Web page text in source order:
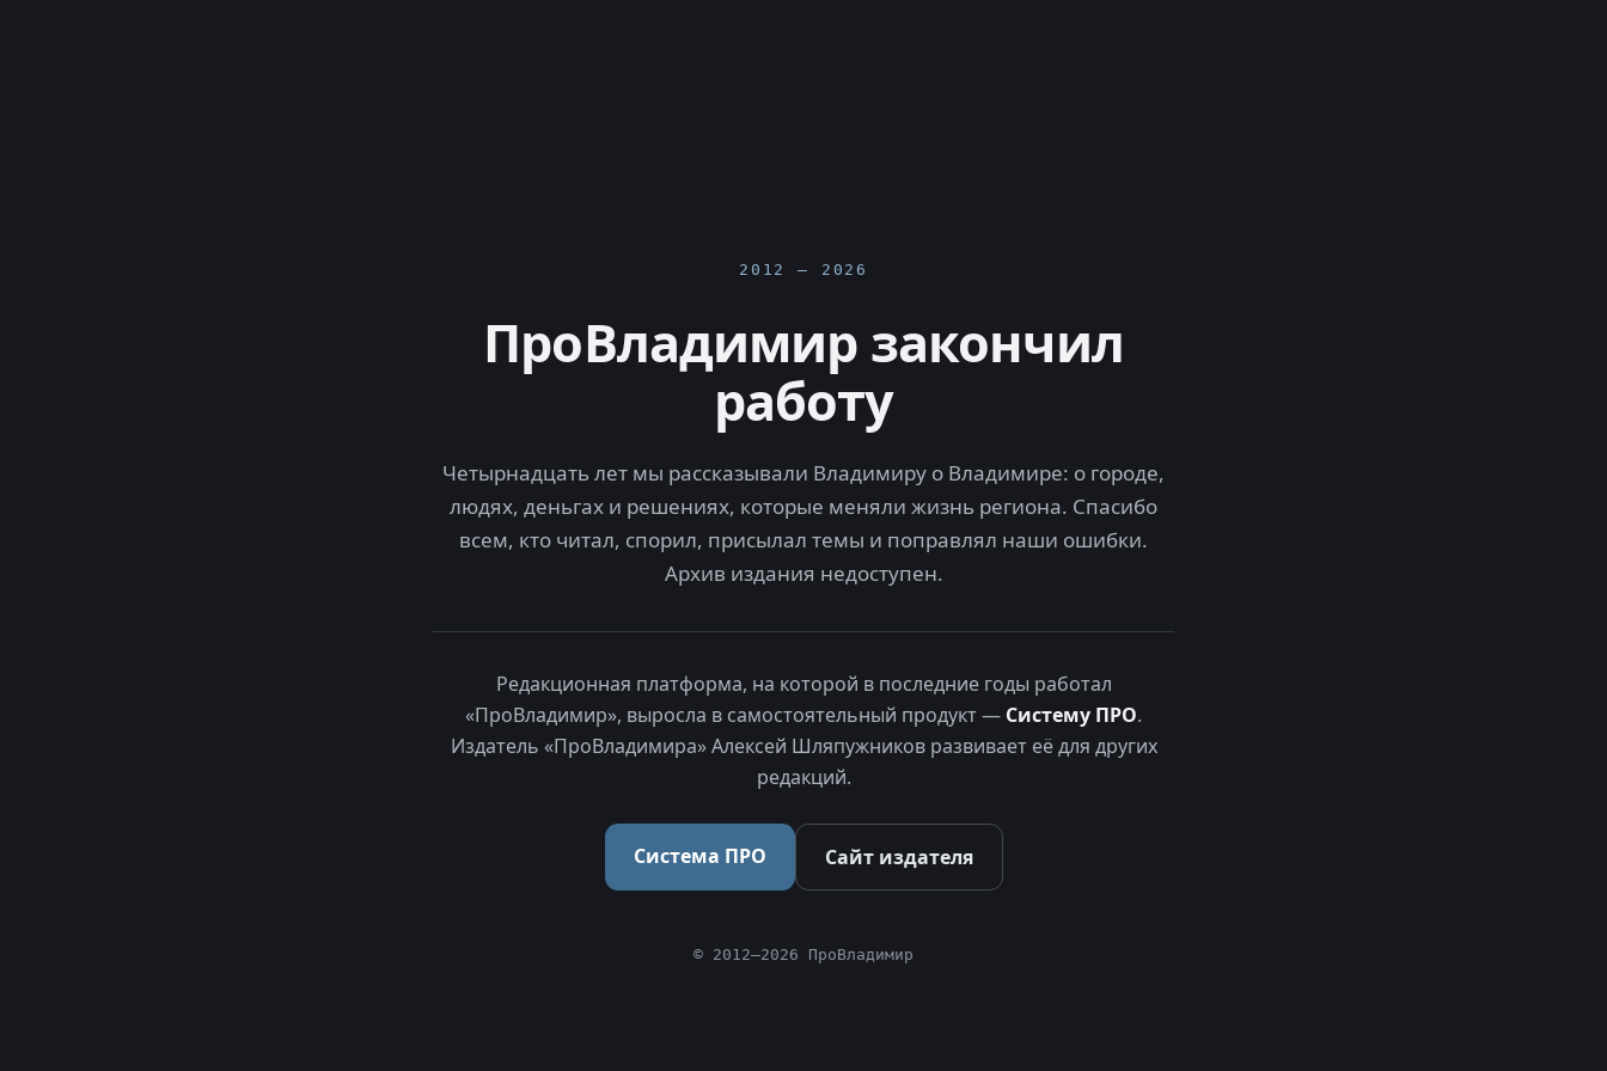
2012 — 2026
ПроВладимир закончил
работу
Четырнадцать лет мы рассказывали Владимиру о Владимире: о городе,
людях, деньгах и решениях, которые меняли жизнь региона. Спасибо
всем, кто читал, спорил, присылал темы и поправлял наши ошибки.
Архив издания недоступен.
Редакционная платформа, на которой в последние годы работал
«ПроВладимир», выросла в самостоятельный продукт — Систему ПРО.
Издатель «ПроВладимира» Алексей Шляпужников развивает её для других
редакций.
Система ПРО Сайт издателя
© 2012–2026 ПроВладимир